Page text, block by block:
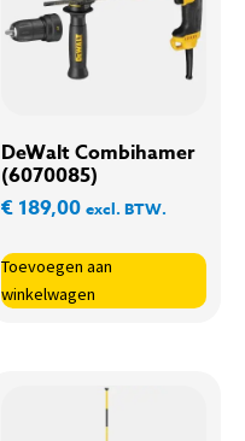
DeWalt Combihamer
(6070085)
€ 189,00 excl. BTW.
Toevoegen aan
winkelwagen